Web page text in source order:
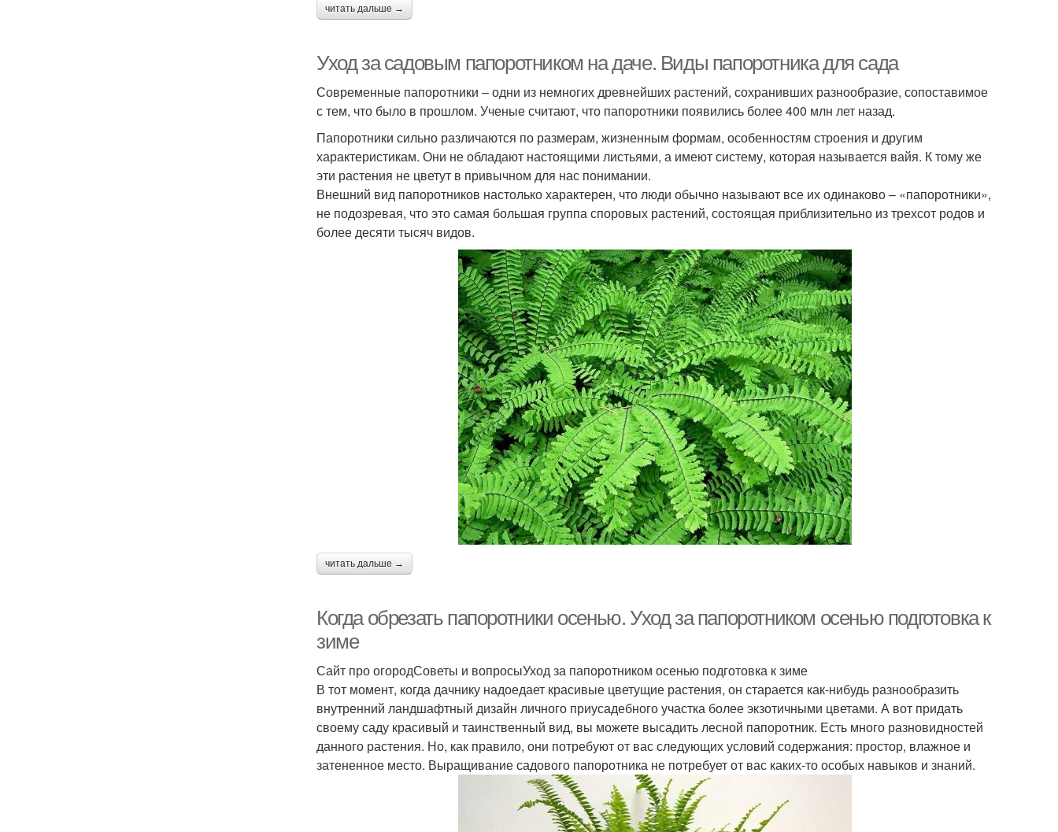
читать дальше →
Уход за садовым папоротником на даче. Виды папоротника для сада
Современные папоротники – одни из немногих древнейших растений, сохранивших разнообразие, сопоставимое
с тем, что было в прошлом. Ученые считают, что папоротники появились более 400 млн лет назад.
Папоротники сильно различаются по размерам, жизненным формам, особенностям строения и другим
характеристикам. Они не обладают настоящими листьями, а имеют систему, которая называется вайя. К тому же
эти растения не цветут в привычном для нас понимании.
Внешний вид папоротников настолько характерен, что люди обычно называют все их одинаково – «папоротники»,
не подозревая, что это самая большая группа споровых растений, состоящая приблизительно из трехсот родов и
более десяти тысяч видов.
читать дальше →
Когда обрезать папоротники осенью. Уход за папоротником осенью подготовка к
зиме
Сайт про огородСоветы и вопросыУход за папоротником осенью подготовка к зиме
В тот момент, когда дачнику надоедает красивые цветущие растения, он старается как-нибудь разнообразить
внутренний ландшафтный дизайн личного приусадебного участка более экзотичными цветами. А вот придать
своему саду красивый и таинственный вид, вы можете высадить лесной папоротник. Есть много разновидностей
данного растения. Но, как правило, они потребуют от вас следующих условий содержания: простор, влажное и
затененное место. Выращивание садового папоротника не потребует от вас каких-то особых навыков и знаний.